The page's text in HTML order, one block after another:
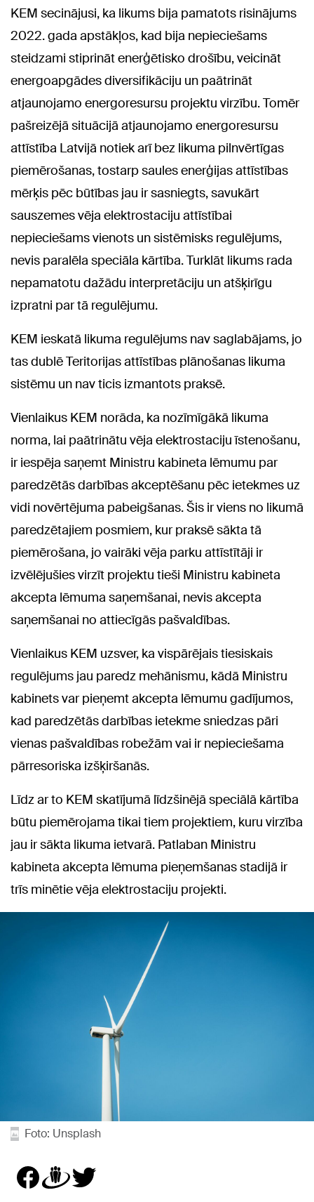
KEM secinājusi, ka likums bija pamatots risinājums
2022. gada apstākļos, kad bija nepieciešams
steidzami stiprināt enerģētisko drošību, veicināt
energoapgādes diversifikāciju un paātrināt
atjaunojamo energoresursu projektu virzību. Tomēr
pašreizējā situācijā atjaunojamo energoresursu
attīstība Latvijā notiek arī bez likuma pilnvērtīgas
piemērošanas, tostarp saules enerģijas attīstības
mērķis pēc būtības jau ir sasniegts, savukārt
sauszemes vēja elektrostaciju attīstībai
nepieciešams vienots un sistēmisks regulējums,
nevis paralēla speciāla kārtība. Turklāt likums rada
nepamatotu dažādu interpretāciju un atšķirīgu
izpratni par tā regulējumu.
KEM ieskatā likuma regulējums nav saglabājams, jo
tas dublē Teritorijas attīstības plānošanas likuma
sistēmu un nav ticis izmantots praksē.
Vienlaikus KEM norāda, ka nozīmīgākā likuma
norma, lai paātrinātu vēja elektrostaciju īstenošanu,
ir iespēja saņemt Ministru kabineta lēmumu par
paredzētās darbības akceptēšanu pēc ietekmes uz
vidi novērtējuma pabeigšanas. Šis ir viens no likumā
paredzētajiem posmiem, kur praksē sākta tā
piemērošana, jo vairāki vēja parku attīstītāji ir
izvēlējušies virzīt projektu tieši Ministru kabineta
akcepta lēmuma saņemšanai, nevis akcepta
saņemšanai no attiecīgās pašvaldības.
Vienlaikus KEM uzsver, ka vispārējais tiesiskais
regulējums jau paredz mehānismu, kādā Ministru
kabinets var pieņemt akcepta lēmumu gadījumos,
kad paredzētās darbības ietekme sniedzas pāri
vienas pašvaldības robežām vai ir nepieciešama
pārresoriska izšķiršanās.
Līdz ar to KEM skatījumā līdzšinējā speciālā kārtība
būtu piemērojama tikai tiem projektiem, kuru virzība
jau ir sākta likuma ietvarā. Patlaban Ministru
kabineta akcepta lēmuma pieņemšanas stadijā ir
trīs minētie vēja elektrostaciju projekti.
Foto: Unsplash